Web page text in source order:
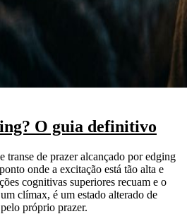
O guia definitivo
transe de prazer alcançado por edging
onde a excitação está tão alta e
cognitivas superiores recuam e o
clímax, é um estado alterado de
próprio prazer.